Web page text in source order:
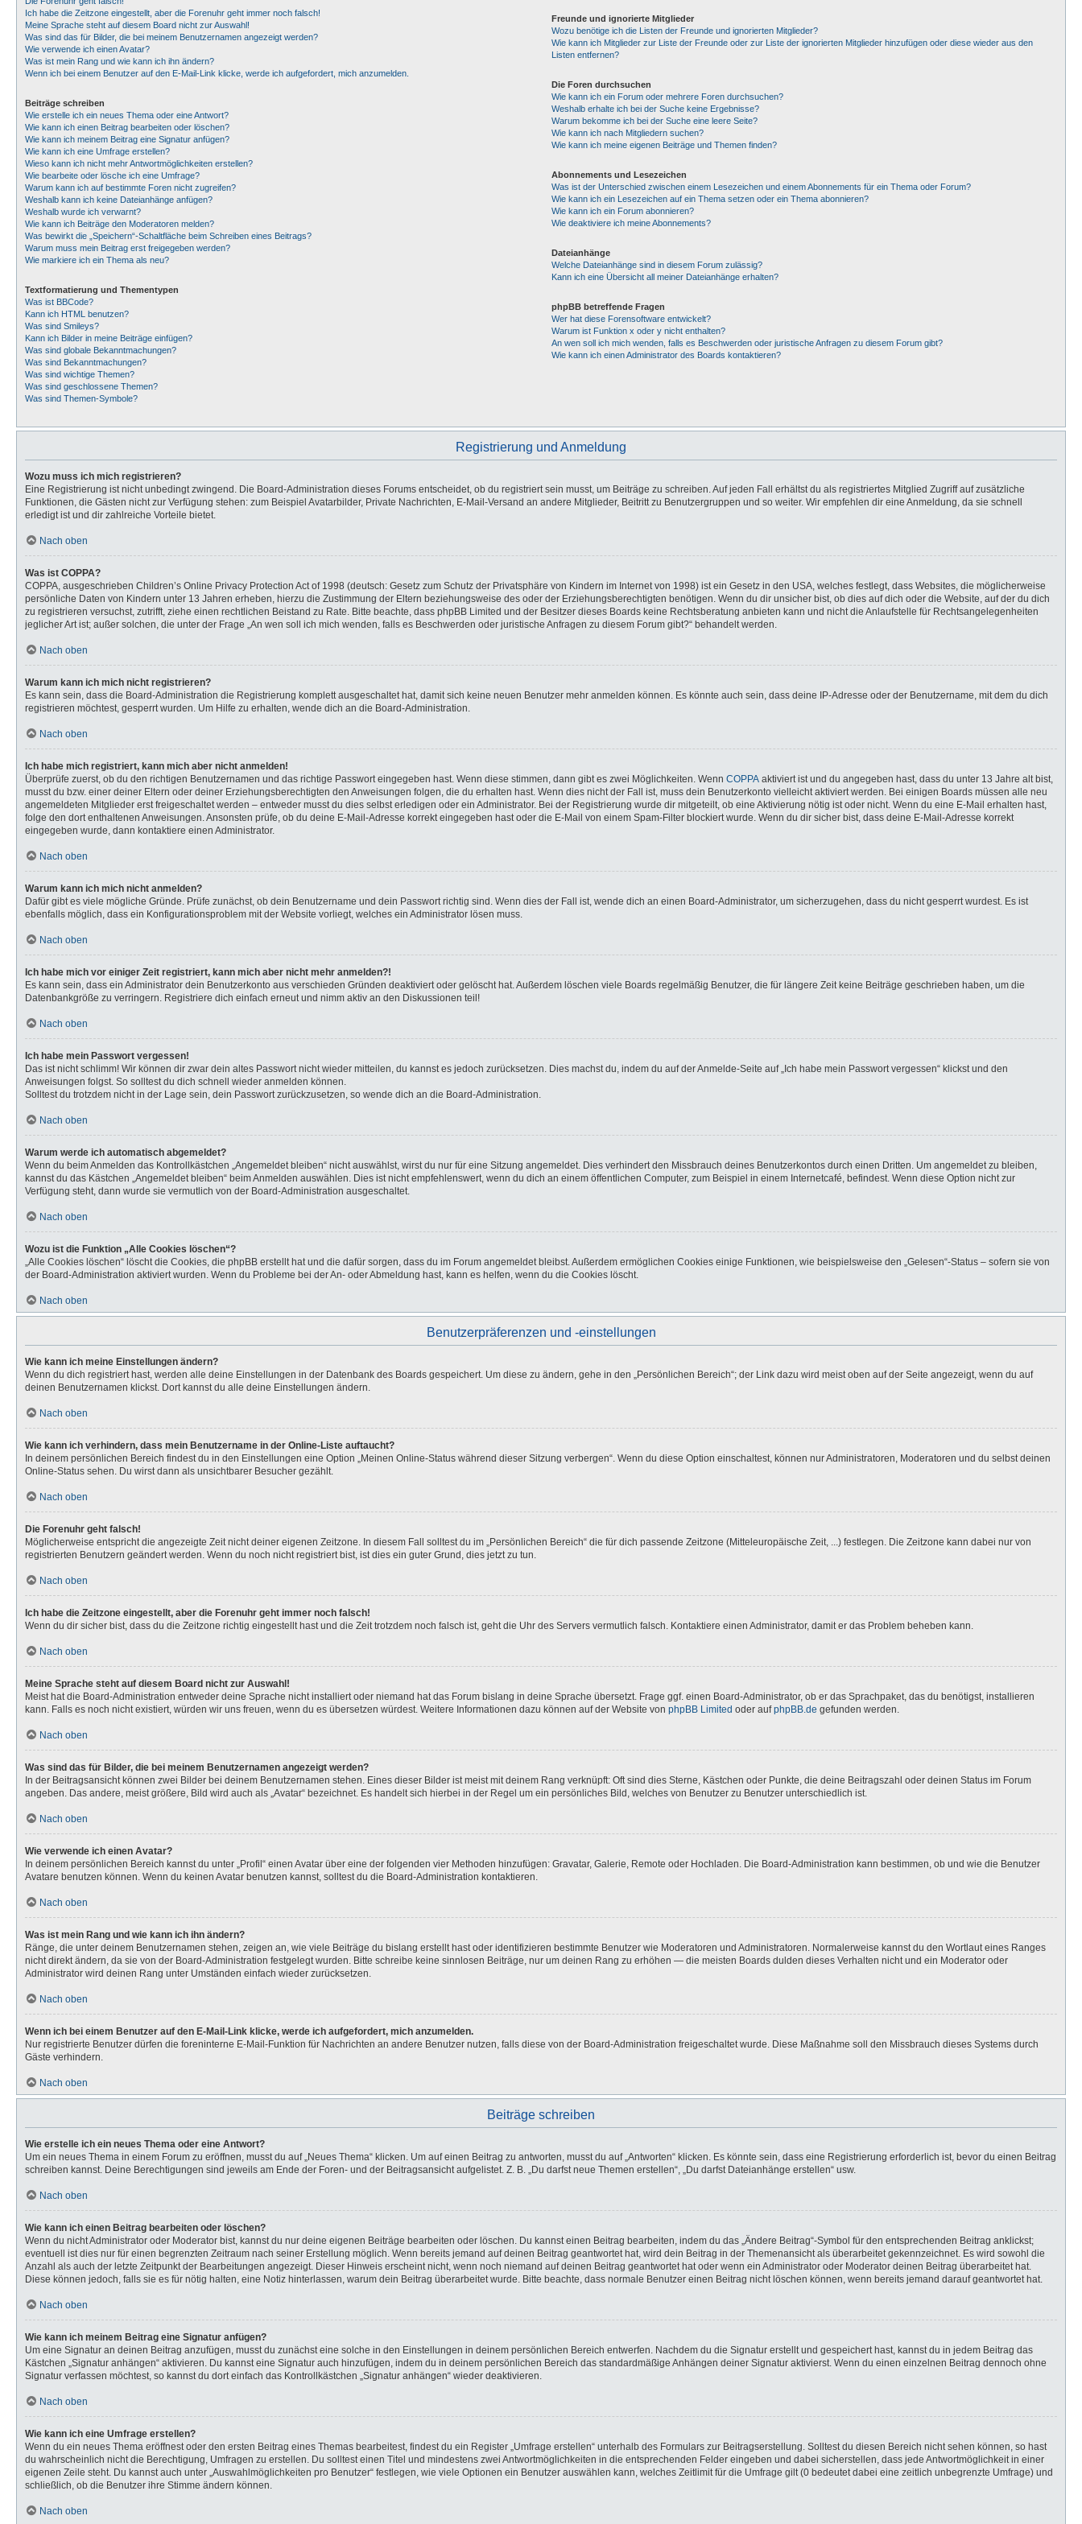
Ich habe die Zeitzone eingestellt, aber die Forenuhr geht immer noch falsch!
Meine Sprache steht auf diesem Board nicht zur Auswahl!
Was sind das für Bilder, die bei meinem Benutzernamen angezeigt werden?
Wie verwende ich einen Avatar?
Was ist mein Rang und wie kann ich ihn ändern?
Wenn ich bei einem Benutzer auf den E-Mail-Link klicke, werde ich aufgefordert, mich anzumelden.
Beiträge schreiben
Wie erstelle ich ein neues Thema oder eine Antwort?
Wie kann ich einen Beitrag bearbeiten oder löschen?
Wie kann ich meinem Beitrag eine Signatur anfügen?
Wie kann ich eine Umfrage erstellen?
Wieso kann ich nicht mehr Antwortmöglichkeiten erstellen?
Wie bearbeite oder lösche ich eine Umfrage?
Warum kann ich auf bestimmte Foren nicht zugreifen?
Weshalb kann ich keine Dateianhänge anfügen?
Weshalb wurde ich verwarnt?
Wie kann ich Beiträge den Moderatoren melden?
Was bewirkt die „Speichern“-Schaltfläche beim Schreiben eines Beitrags?
Warum muss mein Beitrag erst freigegeben werden?
Wie markiere ich ein Thema als neu?
Textformatierung und Thementypen
Was ist BBCode?
Kann ich HTML benutzen?
Was sind Smileys?
Kann ich Bilder in meine Beiträge einfügen?
Was sind globale Bekanntmachungen?
Was sind Bekanntmachungen?
Was sind wichtige Themen?
Was sind geschlossene Themen?
Was sind Themen-Symbole?
Freunde und ignorierte Mitglieder
Wozu benötige ich die Listen der Freunde und ignorierten Mitglieder?
Wie kann ich Mitglieder zur Liste der Freunde oder zur Liste der ignorierten Mitglieder hinzufügen oder diese wieder aus den
Listen entfernen?
Die Foren durchsuchen
Wie kann ich ein Forum oder mehrere Foren durchsuchen?
Weshalb erhalte ich bei der Suche keine Ergebnisse?
Warum bekomme ich bei der Suche eine leere Seite?
Wie kann ich nach Mitgliedern suchen?
Wie kann ich meine eigenen Beiträge und Themen finden?
Abonnements und Lesezeichen
Was ist der Unterschied zwischen einem Lesezeichen und einem Abonnements für ein Thema oder Forum?
Wie kann ich ein Lesezeichen auf ein Thema setzen oder ein Thema abonnieren?
Wie kann ich ein Forum abonnieren?
Wie deaktiviere ich meine Abonnements?
Dateianhänge
Welche Dateianhänge sind in diesem Forum zulässig?
Kann ich eine Übersicht all meiner Dateianhänge erhalten?
phpBB betreffende Fragen
Wer hat diese Forensoftware entwickelt?
Warum ist Funktion x oder y nicht enthalten?
An wen soll ich mich wenden, falls es Beschwerden oder juristische Anfragen zu diesem Forum gibt?
Wie kann ich einen Administrator des Boards kontaktieren?
Registrierung und Anmeldung
Wozu muss ich mich registrieren?
Eine Registrierung ist nicht unbedingt zwingend. Die Board-Administration dieses Forums entscheidet, ob du registriert sein musst, um Beiträge zu schreiben. Auf jeden Fall erhältst du als registriertes Mitglied Zugriff auf zusätzliche
Funktionen, die Gästen nicht zur Verfügung stehen: zum Beispiel Avatarbilder, Private Nachrichten, E-Mail-Versand an andere Mitglieder, Beitritt zu Benutzergruppen und so weiter. Wir empfehlen dir eine Anmeldung, da sie schnell
erledigt ist und dir zahlreiche Vorteile bietet.
Nach oben
Was ist COPPA?
COPPA, ausgeschrieben Children’s Online Privacy Protection Act of 1998 (deutsch: Gesetz zum Schutz der Privatsphäre von Kindern im Internet von 1998) ist ein Gesetz in den USA, welches festlegt, dass Websites, die möglicherweise
persönliche Daten von Kindern unter 13 Jahren erheben, hierzu die Zustimmung der Eltern beziehungsweise des oder der Erziehungsberechtigten benötigen. Wenn du dir unsicher bist, ob dies auf dich oder die Website, auf der du dich
zu registrieren versuchst, zutrifft, ziehe einen rechtlichen Beistand zu Rate. Bitte beachte, dass phpBB Limited und der Besitzer dieses Boards keine Rechtsberatung anbieten kann und nicht die Anlaufstelle für Rechtsangelegenheiten
jeglicher Art ist; außer solchen, die unter der Frage „An wen soll ich mich wenden, falls es Beschwerden oder juristische Anfragen zu diesem Forum gibt?“ behandelt werden.
Nach oben
Warum kann ich mich nicht registrieren?
Es kann sein, dass die Board-Administration die Registrierung komplett ausgeschaltet hat, damit sich keine neuen Benutzer mehr anmelden können. Es könnte auch sein, dass deine IP-Adresse oder der Benutzername, mit dem du dich
registrieren möchtest, gesperrt wurden. Um Hilfe zu erhalten, wende dich an die Board-Administration.
Nach oben
Ich habe mich registriert, kann mich aber nicht anmelden!
Überprüfe zuerst, ob du den richtigen Benutzernamen und das richtige Passwort eingegeben hast. Wenn diese stimmen, dann gibt es zwei Möglichkeiten. Wenn COPPA aktiviert ist und du angegeben hast, dass du unter 13 Jahre alt bist,
musst du bzw. einer deiner Eltern oder deiner Erziehungsberechtigten den Anweisungen folgen, die du erhalten hast. Wenn dies nicht der Fall ist, muss dein Benutzerkonto vielleicht aktiviert werden. Bei einigen Boards müssen alle neu
angemeldeten Mitglieder erst freigeschaltet werden – entweder musst du dies selbst erledigen oder ein Administrator. Bei der Registrierung wurde dir mitgeteilt, ob eine Aktivierung nötig ist oder nicht. Wenn du eine E-Mail erhalten hast,
folge den dort enthaltenen Anweisungen. Ansonsten prüfe, ob du deine E-Mail-Adresse korrekt eingegeben hast oder die E-Mail von einem Spam-Filter blockiert wurde. Wenn du dir sicher bist, dass deine E-Mail-Adresse korrekt
eingegeben wurde, dann kontaktiere einen Administrator.
Nach oben
Warum kann ich mich nicht anmelden?
Dafür gibt es viele mögliche Gründe. Prüfe zunächst, ob dein Benutzername und dein Passwort richtig sind. Wenn dies der Fall ist, wende dich an einen Board-Administrator, um sicherzugehen, dass du nicht gesperrt wurdest. Es ist
ebenfalls möglich, dass ein Konfigurationsproblem mit der Website vorliegt, welches ein Administrator lösen muss.
Nach oben
Ich habe mich vor einiger Zeit registriert, kann mich aber nicht mehr anmelden?!
Es kann sein, dass ein Administrator dein Benutzerkonto aus verschieden Gründen deaktiviert oder gelöscht hat. Außerdem löschen viele Boards regelmäßig Benutzer, die für längere Zeit keine Beiträge geschrieben haben, um die
Datenbankgröße zu verringern. Registriere dich einfach erneut und nimm aktiv an den Diskussionen teil!
Nach oben
Ich habe mein Passwort vergessen!
Das ist nicht schlimm! Wir können dir zwar dein altes Passwort nicht wieder mitteilen, du kannst es jedoch zurücksetzen. Dies machst du, indem du auf der Anmelde-Seite auf „Ich habe mein Passwort vergessen“ klickst und den
Anweisungen folgst. So solltest du dich schnell wieder anmelden können.
Solltest du trotzdem nicht in der Lage sein, dein Passwort zurückzusetzen, so wende dich an die Board-Administration.
Nach oben
Warum werde ich automatisch abgemeldet?
Wenn du beim Anmelden das Kontrollkästchen „Angemeldet bleiben“ nicht auswählst, wirst du nur für eine Sitzung angemeldet. Dies verhindert den Missbrauch deines Benutzerkontos durch einen Dritten. Um angemeldet zu bleiben,
kannst du das Kästchen „Angemeldet bleiben“ beim Anmelden auswählen. Dies ist nicht empfehlenswert, wenn du dich an einem öffentlichen Computer, zum Beispiel in einem Internetcafé, befindest. Wenn diese Option nicht zur
Verfügung steht, dann wurde sie vermutlich von der Board-Administration ausgeschaltet.
Nach oben
Wozu ist die Funktion „Alle Cookies löschen“?
„Alle Cookies löschen“ löscht die Cookies, die phpBB erstellt hat und die dafür sorgen, dass du im Forum angemeldet bleibst. Außerdem ermöglichen Cookies einige Funktionen, wie beispielsweise den „Gelesen“-Status – sofern sie von
der Board-Administration aktiviert wurden. Wenn du Probleme bei der An- oder Abmeldung hast, kann es helfen, wenn du die Cookies löscht.
Nach oben
Benutzerpräferenzen und -einstellungen
Wie kann ich meine Einstellungen ändern?
Wenn du dich registriert hast, werden alle deine Einstellungen in der Datenbank des Boards gespeichert. Um diese zu ändern, gehe in den „Persönlichen Bereich“; der Link dazu wird meist oben auf der Seite angezeigt, wenn du auf
deinen Benutzernamen klickst. Dort kannst du alle deine Einstellungen ändern.
Nach oben
Wie kann ich verhindern, dass mein Benutzername in der Online-Liste auftaucht?
In deinem persönlichen Bereich findest du in den Einstellungen eine Option „Meinen Online-Status während dieser Sitzung verbergen“. Wenn du diese Option einschaltest, können nur Administratoren, Moderatoren und du selbst deinen
Online-Status sehen. Du wirst dann als unsichtbarer Besucher gezählt.
Nach oben
Die Forenuhr geht falsch!
Möglicherweise entspricht die angezeigte Zeit nicht deiner eigenen Zeitzone. In diesem Fall solltest du im „Persönlichen Bereich“ die für dich passende Zeitzone (Mitteleuropäische Zeit, ...) festlegen. Die Zeitzone kann dabei nur von
registrierten Benutzern geändert werden. Wenn du noch nicht registriert bist, ist dies ein guter Grund, dies jetzt zu tun.
Nach oben
Ich habe die Zeitzone eingestellt, aber die Forenuhr geht immer noch falsch!
Wenn du dir sicher bist, dass du die Zeitzone richtig eingestellt hast und die Zeit trotzdem noch falsch ist, geht die Uhr des Servers vermutlich falsch. Kontaktiere einen Administrator, damit er das Problem beheben kann.
Nach oben
Meine Sprache steht auf diesem Board nicht zur Auswahl!
Meist hat die Board-Administration entweder deine Sprache nicht installiert oder niemand hat das Forum bislang in deine Sprache übersetzt. Frage ggf. einen Board-Administrator, ob er das Sprachpaket, das du benötigst, installieren
kann. Falls es noch nicht existiert, würden wir uns freuen, wenn du es übersetzen würdest. Weitere Informationen dazu können auf der Website von phpBB Limited oder aufphpBB.de gefunden werden.
Nach oben
Was sind das für Bilder, die bei meinem Benutzernamen angezeigt werden?
In der Beitragsansicht können zwei Bilder bei deinem Benutzernamen stehen. Eines dieser Bilder ist meist mit deinem Rang verknüpft: Oft sind dies Sterne, Kästchen oder Punkte, die deine Beitragszahl oder deinen Status im Forum
angeben. Das andere, meist größere, Bild wird auch als „Avatar“ bezeichnet. Es handelt sich hierbei in der Regel um ein persönliches Bild, welches von Benutzer zu Benutzer unterschiedlich ist.
Nach oben
Wie verwende ich einen Avatar?
In deinem persönlichen Bereich kannst du unter „Profil“ einen Avatar über eine der folgenden vier Methoden hinzufügen: Gravatar, Galerie, Remote oder Hochladen. Die Board-Administration kann bestimmen, ob und wie die Benutzer
Avatare benutzen können. Wenn du keinen Avatar benutzen kannst, solltest du die Board-Administration kontaktieren.
Nach oben
Was ist mein Rang und wie kann ich ihn ändern?
Ränge, die unter deinem Benutzernamen stehen, zeigen an, wie viele Beiträge du bislang erstellt hast oder identifizieren bestimmte Benutzer wie Moderatoren und Administratoren. Normalerweise kannst du den Wortlaut eines Ranges
nicht direkt ändern, da sie von der Board-Administration festgelegt wurden. Bitte schreibe keine sinnlosen Beiträge, nur um deinen Rang zu erhöhen — die meisten Boards dulden dieses Verhalten nicht und ein Moderator oder
Administrator wird deinen Rang unter Umständen einfach wieder zurücksetzen.
Nach oben
Wenn ich bei einem Benutzer auf den E-Mail-Link klicke, werde ich aufgefordert, mich anzumelden.
Nur registrierte Benutzer dürfen die foreninterne E-Mail-Funktion für Nachrichten an andere Benutzer nutzen, falls diese von der Board-Administration freigeschaltet wurde. Diese Maßnahme soll den Missbrauch dieses Systems durch
Gäste verhindern.
Nach oben
Beiträge schreiben
Wie erstelle ich ein neues Thema oder eine Antwort?
Um ein neues Thema in einem Forum zu eröffnen, musst du auf „Neues Thema“ klicken. Um auf einen Beitrag zu antworten, musst du auf „Antworten“ klicken. Es könnte sein, dass eine Registrierung erforderlich ist, bevor du einen Beitrag
schreiben kannst. Deine Berechtigungen sind jeweils am Ende der Foren- und der Beitragsansicht aufgelistet. Z. B. „Du darfst neue Themen erstellen“, „Du darfst Dateianhänge erstellen“ usw.
Nach oben
Wie kann ich einen Beitrag bearbeiten oder löschen?
Wenn du nicht Administrator oder Moderator bist, kannst du nur deine eigenen Beiträge bearbeiten oder löschen. Du kannst einen Beitrag bearbeiten, indem du das „Ändere Beitrag“-Symbol für den entsprechenden Beitrag anklickst;
eventuell ist dies nur für einen begrenzten Zeitraum nach seiner Erstellung möglich. Wenn bereits jemand auf deinen Beitrag geantwortet hat, wird dein Beitrag in der Themenansicht als überarbeitet gekennzeichnet. Es wird sowohl die
Anzahl als auch der letzte Zeitpunkt der Bearbeitungen angezeigt. Dieser Hinweis erscheint nicht, wenn noch niemand auf deinen Beitrag geantwortet hat oder wenn ein Administrator oder Moderator deinen Beitrag überarbeitet hat.
Diese können jedoch, falls sie es für nötig halten, eine Notiz hinterlassen, warum dein Beitrag überarbeitet wurde. Bitte beachte, dass normale Benutzer einen Beitrag nicht löschen können, wenn bereits jemand darauf geantwortet hat.
Nach oben
Wie kann ich meinem Beitrag eine Signatur anfügen?
Um eine Signatur an deinen Beitrag anzufügen, musst du zunächst eine solche in den Einstellungen in deinem persönlichen Bereich entwerfen. Nachdem du die Signatur erstellt und gespeichert hast, kannst du in jedem Beitrag das
Kästchen „Signatur anhängen“ aktivieren. Du kannst eine Signatur auch hinzufügen, indem du in deinem persönlichen Bereich das standardmäßige Anhängen deiner Signatur aktivierst. Wenn du einen einzelnen Beitrag dennoch ohne
Signatur verfassen möchtest, so kannst du dort einfach das Kontrollkästchen „Signatur anhängen“ wieder deaktivieren.
Nach oben
Wie kann ich eine Umfrage erstellen?
Wenn du ein neues Thema eröffnest oder den ersten Beitrag eines Themas bearbeitest, findest du ein Register „Umfrage erstellen“ unterhalb des Formulars zur Beitragserstellung. Solltest du diesen Bereich nicht sehen können, so hast
du wahrscheinlich nicht die Berechtigung, Umfragen zu erstellen. Du solltest einen Titel und mindestens zwei Antwortmöglichkeiten in die entsprechenden Felder eingeben und dabei sicherstellen, dass jede Antwortmöglichkeit in einer
eigenen Zeile steht. Du kannst auch unter „Auswahlmöglichkeiten pro Benutzer“ festlegen, wie viele Optionen ein Benutzer auswählen kann, welches Zeitlimit für die Umfrage gilt (0 bedeutet dabei eine zeitlich unbegrenzte Umfrage) und
schließlich, ob die Benutzer ihre Stimme ändern können.
Nach oben